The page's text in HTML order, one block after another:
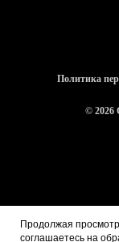
Продолжая
соглашаетесь на
Политика
©
https://mc.yandex.ru/